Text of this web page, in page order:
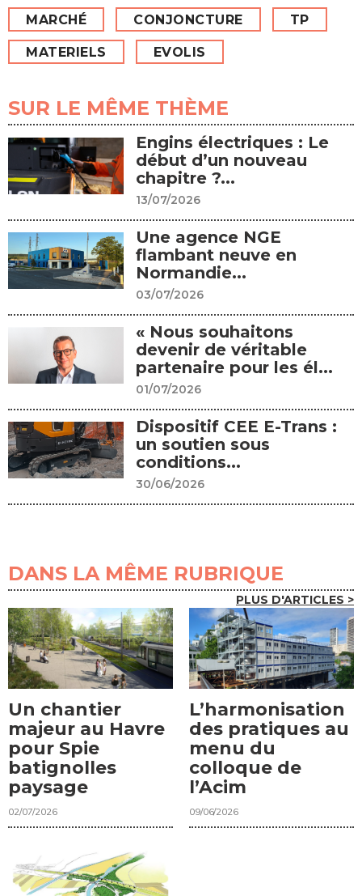
MARCHÉ CONJONCTURE TP
MATERIELS EVOLIS
SUR LE MÊME THÈME
Engins électriques : Le
début d’un nouveau
chapitre ?...
13/07/2026
Une agence NGE
flambant neuve en
Normandie...
03/07/2026
« Nous souhaitons
devenir de véritable
partenaire pour les él...
01/07/2026
Dispositif CEE E-Trans :
un soutien sous
conditions...
30/06/2026
DANS LA MÊME RUBRIQUE
PLUS D'ARTICLES >
Un chantier
majeur au Havre
pour Spie
batignolles
paysage
02/07/2026
L’harmonisation
des pratiques au
menu du
colloque de
l’Acim
09/06/2026